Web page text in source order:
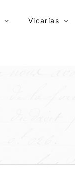
Vicarías